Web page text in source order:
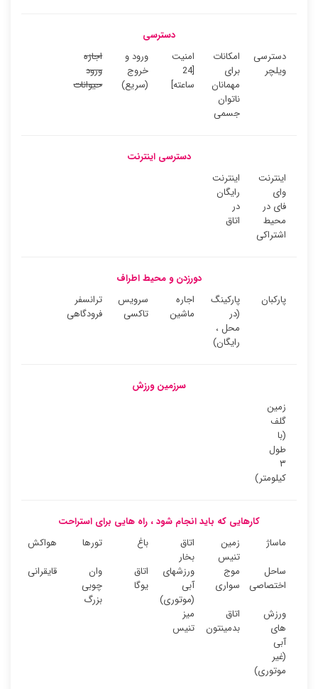
دسترسی
دسترسی
ویلچر
امکانات
برای
مهمانان
ناتوان
جسمی
امنیت
[24
ساعته]
ورود و
خروج
(سریع)
اجازه
ورود
حیوانات
دسترسی اینترنت
اینترنت
وای
فای در
محیط
اشتراکی
اینترنت
رایگان
در
اتاق
دورزدن و محیط اطراف
پارکبان
پارکینگ
(در
محل ،
رایگان)
اجاره
ماشین
سرویس
تاکسی
ترانسفر
فرودگاهی
سرزمین ورزش
زمین
گلف
(با
طول
۳
کیلومتر)
کارهایی که باید انجام شود ، راه هایی برای استراحت
ماساژ
زمین
تنیس
اتاق
بخار
باغ تورها
هواکش
ساحل
اختصاصی
موج
سواری
ورزشهای
آبی
(موتوری)
اتاق
یوگا
وان
چوبی
بزرگ
قایقرانی
ورزش
های
آبی
(غیر
موتوری)
اتاق
بدمینتون
میز
تنیس